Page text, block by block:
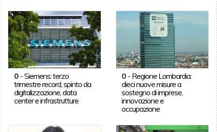
0-Siemens: terzo
trimestre record, spinto da
digitalizzazione, data
center e infrastrutture
0 - Regione Lombardia:
dieci nuove misure a
sostegno di imprese,
innovazione e
occupazione